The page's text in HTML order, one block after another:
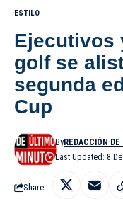
ESTILO
Ejecutivos
golf se
segunda
Cup
Last Updated: 8
ByREDACCIÓN
Share